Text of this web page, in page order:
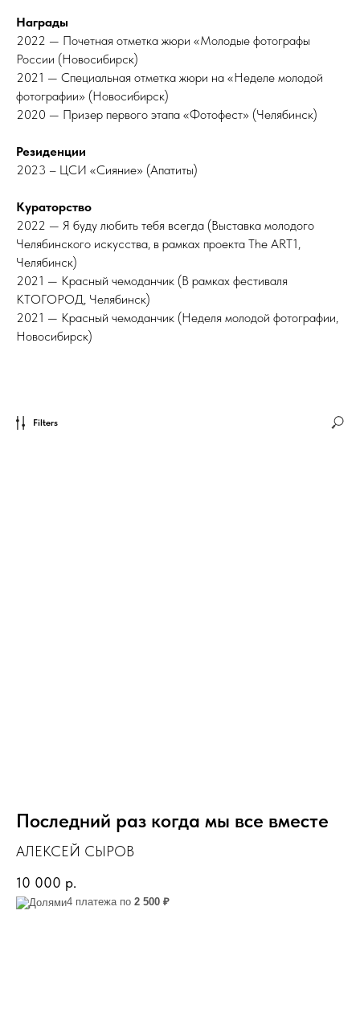
Награды
2022 — Почетная отметка жюри «Молодые фотографы
России (Новосибирск)
2021 — Специальная отметка жюри на «Неделе молодой
фотографии» (Новосибирск)
2020 — Призер первого этапа «Фотофест» (Челябинск)
Резиденции
2023 – ЦСИ «Сияние» (Апатиты)
Кураторство
2022 — Я буду любить тебя всегда (Выставка молодого
Челябинского искусства, в рамках проекта The ART1,
Челябинск)
2021 — Красный чемоданчик (В рамках фестиваля
КТОГОРОД, Челябинск)
2021 — Красный чемоданчик (Неделя молодой фотографии,
Новосибирск)
Filters
Последний раз когда мы все вместе
АЛЕКСЕЙ СЫРОВ
10 000 р.
4 платежа по 2 500 ₽